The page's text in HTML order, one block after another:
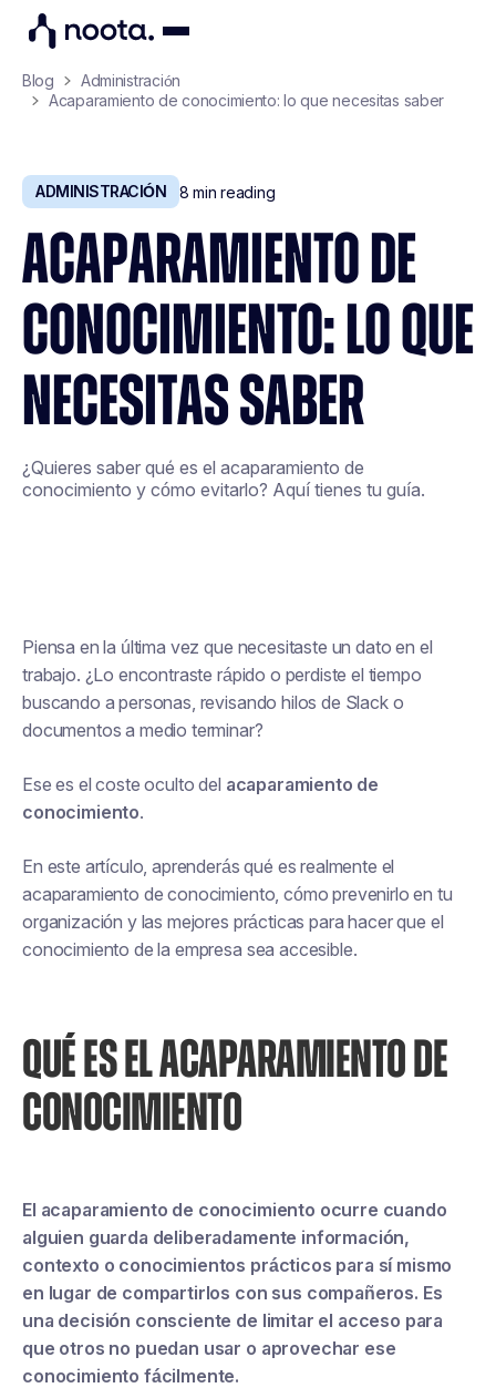
Blog
Administración
Acaparamiento de conocimiento: lo que necesitas saber
ADMINISTRACIÓN 8 min reading
ACAPARAMIENTO DE
CONOCIMIENTO: LO QUE
NECESITAS SABER
¿Quieres saber qué es el acaparamiento de
conocimiento y cómo evitarlo? Aquí tienes tu guía.
Piensa en la última vez que necesitaste un dato en el
trabajo. ¿Lo encontraste rápido o perdiste el tiempo
buscando a personas, revisando hilos de Slack o
documentos a medio terminar?
Ese es el coste oculto del acaparamiento de
conocimiento.
En este artículo, aprenderás qué es realmente el
acaparamiento de conocimiento, cómo prevenirlo en tu
organización y las mejores prácticas para hacer que el
conocimiento de la empresa sea accesible.
QUÉ ES EL ACAPARAMIENTO DE
CONOCIMIENTO
El acaparamiento de conocimiento ocurre cuando
alguien guarda deliberadamente información,
contexto o conocimientos prácticos para sí mismo
en lugar de compartirlos con sus compañeros. Es
una decisión consciente de limitar el acceso para
que otros no puedan usar o aprovechar ese
conocimiento fácilmente.